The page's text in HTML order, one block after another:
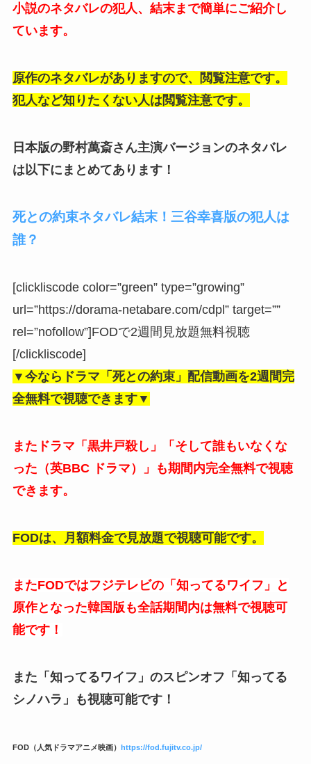
小説のネタバレの犯人、結末まで簡単にご紹介し
ています。
原作のネタバレがありますので、閲覧注意です。
犯人など知りたくない人は閲覧注意です。
日本版の野村萬斎さん主演バージョンのネタバレ
は以下にまとめてあります！
死との約束ネタバレ結末！三谷幸喜版の犯人は
誰？
[clickliscode color=”green” type=”growing”
url=”https://dorama-netabare.com/cdpl” target=””
rel=”nofollow”]FODで2週間見放題無料視聴
[/clickliscode]
▼今ならドラマ「死との約束」配信動画を2週間完
全無料で視聴できます▼
またドラマ「黒井戸殺し」「そして誰もいなくな
った（英BBC ドラマ）」も期間内完全無料で視聴
できます。
FODは、月額料金で見放題で視聴可能です。
またFODではフジテレビの「知ってるワイフ」と
原作となった韓国版も全話期間内は無料で視聴可
能です！
また「知ってるワイフ」のスピンオフ「知ってる
シノハラ」も視聴可能です！
FOD（人気ドラマアニメ映画） https://fod.fujitv.co.jp/